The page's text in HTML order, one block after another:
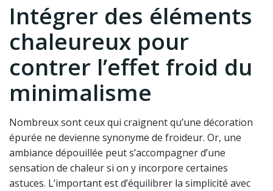
Intégrer des éléments
chaleureux pour
contrer l’effet froid du
minimalisme
Nombreux sont ceux qui craignent qu’une décoration
épurée ne devienne synonyme de froideur. Or, une
ambiance dépouillée peut s’accompagner d’une
sensation de chaleur si on y incorpore certaines
astuces. L’important est d’équilibrer la simplicité avec